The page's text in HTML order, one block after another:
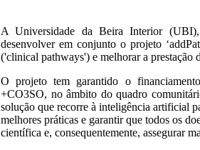
A Universidade da Beira Interior
desenvolver em conjunto o projeto
('clinical pathways') e melhorar a prestação
O projeto tem garantido o
+CO3SO, no âmbito do quadro
solução que recorre à inteligência artificial
melhores práticas e garantir que todos os
científica e, consequentemente, assegurar